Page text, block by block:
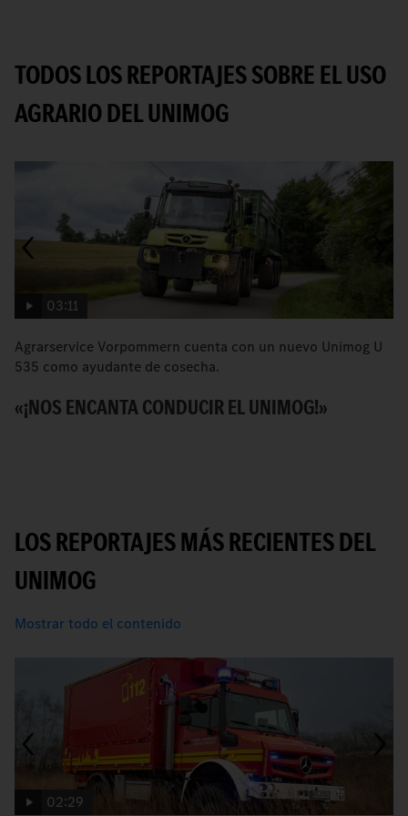
TODOS LOS REPORTAJES SOBRE EL USO
AGRARIO DEL UNIMOG
03:11
Agrarservice Vorpommern cuenta con un nuevo Unimog U
535 como ayudante de cosecha.
«¡NOS ENCANTA CONDUCIR EL UNIMOG!»
LOS REPORTAJES MÁS RECIENTES DEL
UNIMOG
Mostrar todo el contenido
02:29